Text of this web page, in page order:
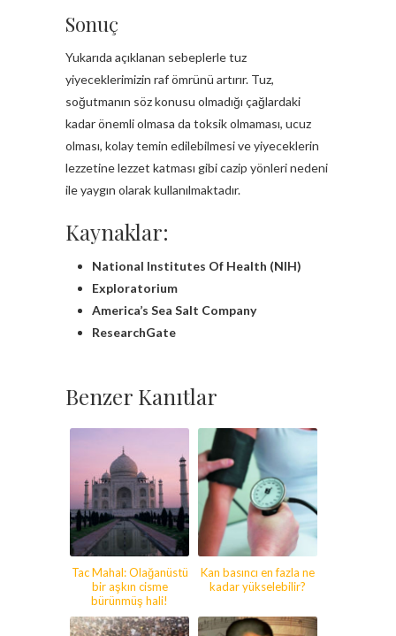
Sonuç
Yukarıda açıklanan sebeplerle tuz
yiyeceklerimizin raf ömrünü artırır. Tuz,
soğutmanın söz konusu olmadığı çağlardaki
kadar önemli olmasa da toksik olmaması, ucuz
olması, kolay temin edilebilmesi ve yiyeceklerin
lezzetine lezzet katması gibi cazip yönleri nedeni
ile yaygın olarak kullanılmaktadır.
Kaynaklar:
National Institutes Of Health (NIH)
Exploratorium
America’s Sea Salt Company
ResearchGate
Benzer Kanıtlar
Tac Mahal: Olağanüstü
bir aşkın cisme
bürünmüş hali!
Kan basıncı en fazla ne
kadar yükselebilir?